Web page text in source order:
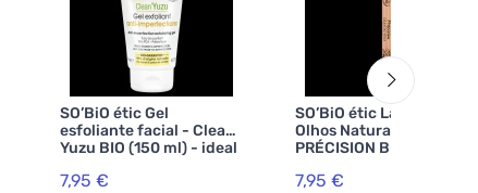
SO’BiO étic Gel
esfoliante facial - Clean
Yuzu BIO (150 ml) - ideal
7,95 €
SO’BiO étic Lápis de
Olhos Natural
PRÉCISION BIO (3 g) 01
seus olhos
7,95 €